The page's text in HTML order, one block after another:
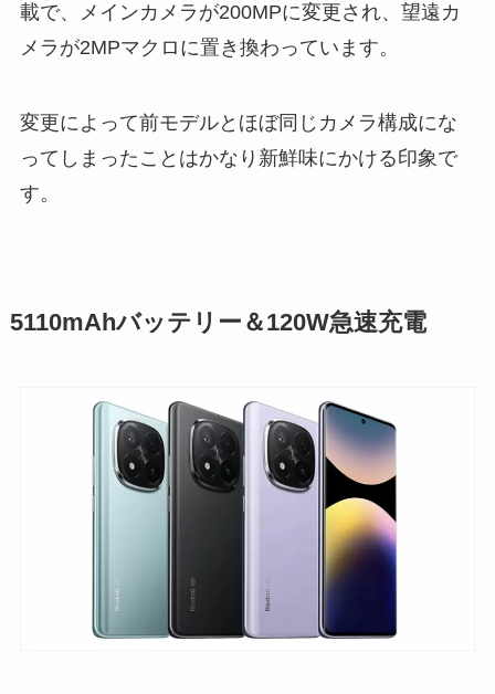
載で、メインカメラが200MPに変更され、望遠カ
メラが2MPマクロに置き換わっています。
変更によって前モデルとほぼ同じカメラ構成にな
ってしまったことはかなり新鮮味にかける印象で
す。
5110mAhバッテリー＆120W急速充電